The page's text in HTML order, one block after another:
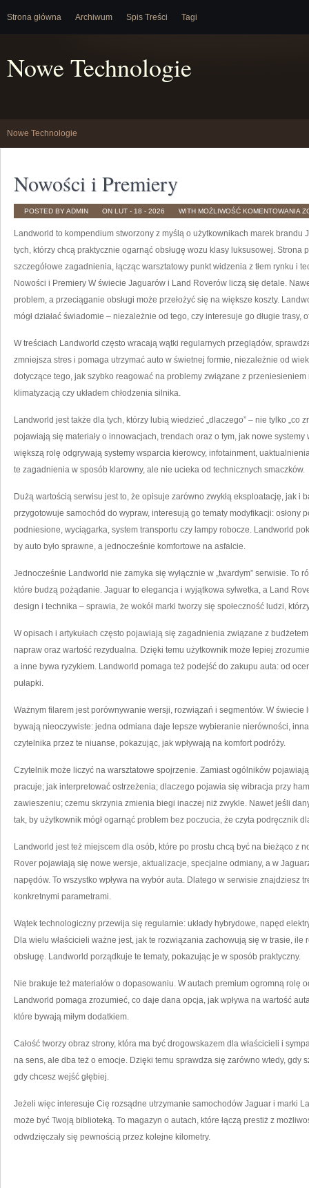
Strona główna Archiwum Spis Treści Tagi
Nowe Technologie
Nowe Technologie
Nowości i Premiery
POSTED BY ADMIN ON LUT - 18 - 2026 WITH MOŻLIWOŚĆ KOMENTOWANIA
I
Landworld to kompendium stworzony z myślą o użytkownikach marek brandu
tych, którzy chcą praktycznie ogarnąć obsługę wozu klasy luksusowej. Strona
szczegółowe zagadnienia, łącząc warsztatowy punkt widzenia z tłem rynku i
Nowości i Premiery W świecie Jaguarów i Land Roverów liczą się detale.
problem, a przeciąganie obsługi może przełożyć się na większe koszty.
mógł działać świadomie – niezależnie od tego, czy interesuje go długie trasy,
W treściach Landworld często wracają wątki regularnych przeglądów,
zmniejsza stres i pomaga utrzymać auto w świetnej formie, niezależnie od
dotyczące tego, jak szybko reagować na problemy związane z
klimatyzacją czy układem chłodzenia silnika.
Landworld jest także dla tych, którzy lubią wiedzieć „dlaczego” – nie tylko „co
pojawiają się materiały o innowacjach, trendach oraz o tym, jak nowe
większą rolę odgrywają systemy wsparcia kierowcy, infotainment,
te zagadnienia w sposób klarowny, ale nie ucieka od technicznych smaczków.
Dużą wartością serwisu jest to, że opisuje zarówno zwykłą eksploatację, jak i
przygotowuje samochód do wypraw, interesują go tematy modyfikacji: osłony
podniesione, wyciągarka, system transportu czy lampy robocze. Landworld
by auto było sprawne, a jednocześnie komfortowe na asfalcie.
Jednocześnie Landworld nie zamyka się wyłącznie w „twardym” serwisie. To
które budzą pożądanie. Jaguar to elegancja i wyjątkowa sylwetka, a Land
design i technika – sprawia, że wokół marki tworzy się społeczność ludzi,
W opisach i artykułach często pojawiają się zagadnienia związane z
napraw oraz wartość rezydualna. Dzięki temu użytkownik może lepiej
a inne bywa ryzykiem. Landworld pomaga też podejść do zakupu auta: od
pułapki.
Ważnym filarem jest porównywanie wersji, rozwiązań i segmentów. W
bywają nieoczywiste: jedna odmiana daje lepsze wybieranie nierówności,
czytelnika przez te niuanse, pokazując, jak wpływają na komfort podróży.
Czytelnik może liczyć na warsztatowe spojrzenie. Zamiast ogólników
pracuje; jak interpretować ostrzeżenia; dlaczego pojawia się wibracja przy
zawieszeniu; czemu skrzynia zmienia biegi inaczej niż zwykle. Nawet jeśli
tak, by użytkownik mógł ogarnąć problem bez poczucia, że czyta podręcznik
Landworld jest też miejscem dla osób, które po prostu chcą być na bieżąco z
Rover pojawiają się nowe wersje, aktualizacje, specjalne odmiany, a w
napędów. To wszystko wpływa na wybór auta. Dlatego w serwisie znajdziesz
konkretnymi parametrami.
Wątek technologiczny przewija się regularnie: układy hybrydowe, napęd
Dla wielu właścicieli ważne jest, jak te rozwiązania zachowują się w trasie, ile
obsługę. Landworld porządkuje te tematy, pokazując je w sposób praktyczny.
Nie brakuje też materiałów o dopasowaniu. W autach premium ogromną rolę
Landworld pomaga zrozumieć, co daje dana opcja, jak wpływa na wartość
które bywają miłym dodatkiem.
Całość tworzy obraz strony, która ma być drogowskazem dla właścicieli i
na sens, ale dba też o emocje. Dzięki temu sprawdza się zarówno wtedy, gdy
gdy chcesz wejść głębiej.
Jeżeli więc interesuje Cię rozsądne utrzymanie samochodów Jaguar i marki
może być Twoją biblioteką. To magazyn o autach, które łączą prestiż z
odwdzięczały się pewnością przez kolejne kilometry.